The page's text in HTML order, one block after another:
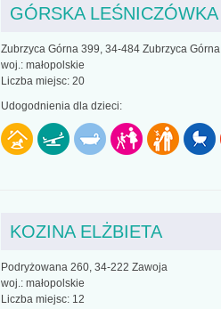
GÓRSKA LEŚNICZÓWKA
Zubrzyca Górna 399, 34-484 Zubrzyca Górna
woj.: małopolskie
Liczba miejsc: 20
Udogodnienia dla dzieci:
KOZINA ELŻBIETA
Podryżowana 260, 34-222 Zawoja
woj.: małopolskie
Liczba miejsc: 12